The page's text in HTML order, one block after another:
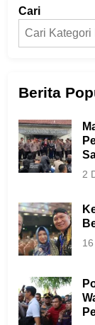
Cari
Berita
2